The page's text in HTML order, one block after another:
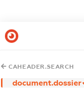
CAHEADER.SEARCH
document.dossier